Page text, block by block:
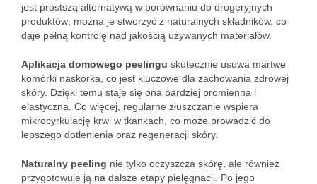
jest prostszą alternatywą w porównaniu do drogeryjnych
produktów; można je stworzyć z naturalnych składników, co
daje pełną kontrolę nad jakością używanych materiałów.
Aplikacja domowego peelingu skutecznie usuwa martwe
komórki naskórka, co jest kluczowe dla zachowania zdrowej
skóry. Dzięki temu staje się ona bardziej promienna i
elastyczna. Co więcej, regularne złuszczanie wspiera
mikrocyrkulację krwi w tkankach, co może prowadzić do
lepszego dotlenienia oraz regeneracji skóry.
Naturalny peeling nie tylko oczyszcza skórę, ale również
przygotowuje ją na dalsze etapy pielęgnacji. Po jego